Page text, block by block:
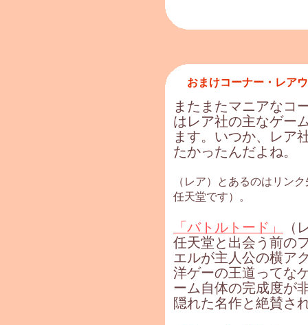
おまけコーナー・レア
またまたマニアなコ
はレア社の主なゲー
ます。いつか、レア
たかったんだよね。
（レア）とあるのはリン
任天堂です）。
「バトルトード」
（
任天堂と出会う前の
エルが主人公の横ア
洋ゲーの王道ってな
ーム自体の完成度が
隠れた名作と絶賛さ